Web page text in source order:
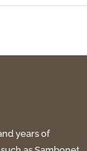
years of